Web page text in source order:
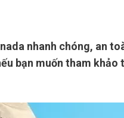
nhanh chóng, an
bạn muốn tham